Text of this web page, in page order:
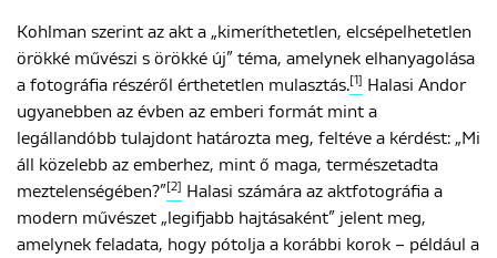
Kohlman szerint az akt a „kimeríthetetlen, elcsépelhetetlen
örökké művészi s örökké új” téma, amelynek elhanyagolása
a fotográfia részéről érthetetlen mulasztás. [1]
Halasi Andor
ugyanebben az évben az emberi formát mint a
legállandóbb tulajdont határozta meg, feltéve a kérdést: „Mi
áll közelebb az emberhez, mint ő maga, természetadta
meztelenségében?” [2]
Halasi számára az aktfotográfia a
modern művészet „legifjabb hajtásaként” jelent meg,
amelynek feladata, hogy pótolja a korábbi korok – például a